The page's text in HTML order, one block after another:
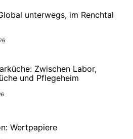
unterwegs, im Renchtal
Zwischen Labor,
und Pflegeheim
Wertpapiere